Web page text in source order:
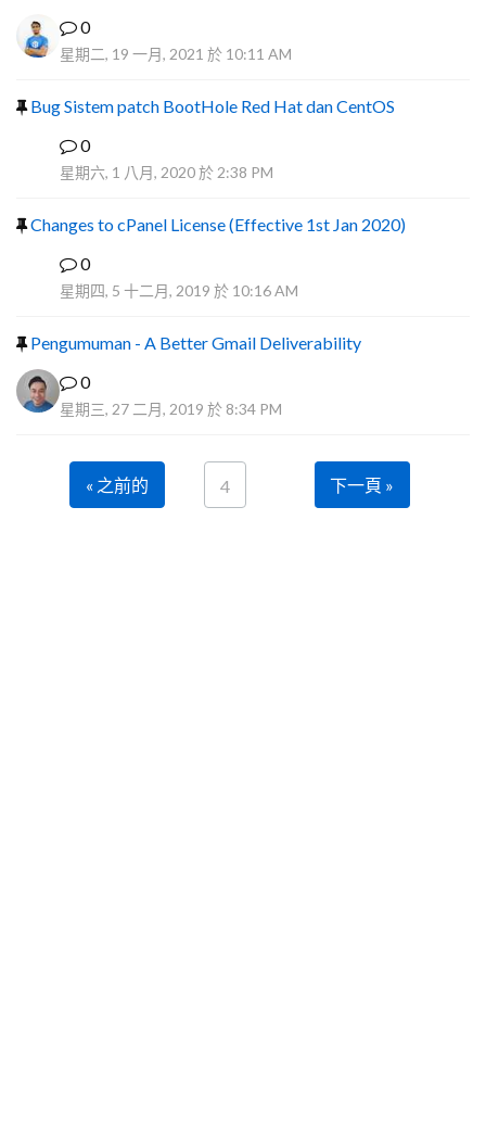
0
星期二, 19 一月, 2021 於 10:11 AM
Bug Sistem patch BootHole Red Hat dan CentOS
0
星期六, 1 八月, 2020 於 2:38 PM
Changes to cPanel License (Effective 1st Jan 2020)
0
星期四, 5 十二月, 2019 於 10:16 AM
Pengumuman - A Better Gmail Deliverability
0
星期三, 27 二月, 2019 於 8:34 PM
« 之前的 4 下一頁 »